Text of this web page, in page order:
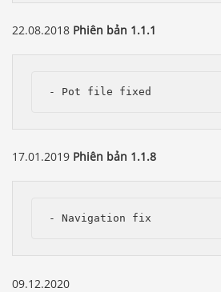
22.08.2018 Phiên bản 1.1.1
- Pot file fixed
17.01.2019 Phiên bản 1.1.8
- Navigation fix
09.12.2020